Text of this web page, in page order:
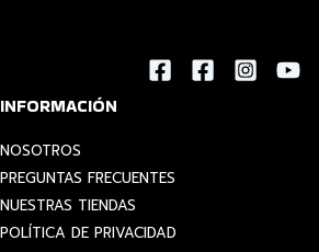
INFORMACIÓN
NOSOTROS
PREGUNTAS FRECUENTES
NUESTRAS TIENDAS
POLÍTICA DE PRIVACIDAD